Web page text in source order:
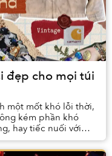
đẹp cho mọi túi
một mốt khó lỗi thời,
kém phần khó
hay tiếc nuối với
về t...